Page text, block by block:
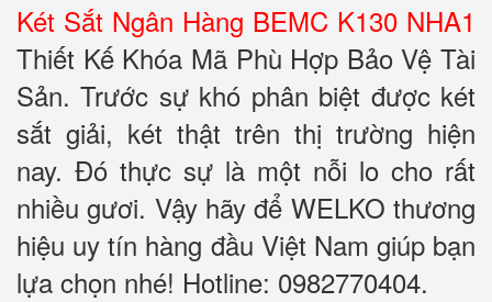
Két Sắt Ngân Hàng BEMC K130 NHA1
Thiết Kế Khóa Mã Phù Hợp Bảo Vệ Tài
Sản. Trước sự khó phân biệt được két
sắt giải, két thật trên thị trường hiện
nay. Đó thực sự là một nỗi lo cho rất
nhiều gươi. Vậy hãy để WELKO thương
hiệu uy tín hàng đầu Việt Nam giúp bạn
lựa chọn nhé! Hotline: 0982770404.